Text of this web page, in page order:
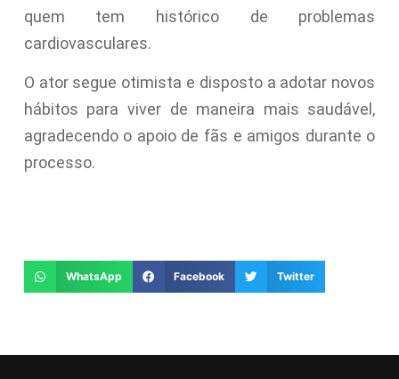
quem tem histórico de problemas
cardiovasculares.
O ator segue otimista e disposto a adotar novos
hábitos para viver de maneira mais saudável,
agradecendo o apoio de fãs e amigos durante o
processo.
WhatsApp Facebook Twitter